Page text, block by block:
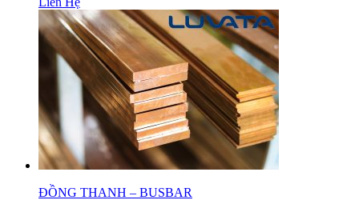
ĐỒNG THANH – BUSBAR